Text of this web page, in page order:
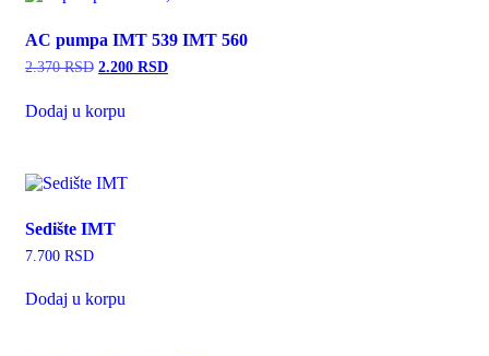
AC pumpa IMT 539 IMT 560
2.370RSD Originalna
bila:
2.200 RSDTrenutna
Dodaj u korpu
Sedište IMT
7.700 RSD
Dodaj u korpu